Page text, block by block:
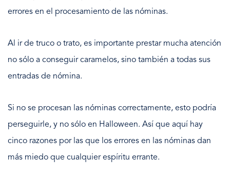
errores en el procesamiento de las nóminas.
Al ir de truco o trato, es importante prestar mucha atención
no sólo a conseguir caramelos, sino también a todas sus
entradas de nómina.
Si no se procesan las nóminas correctamente, esto podría
perseguirle, y no sólo en Halloween. Así que aquí hay
cinco razones por las que los errores en las nóminas dan
más miedo que cualquier espíritu errante.